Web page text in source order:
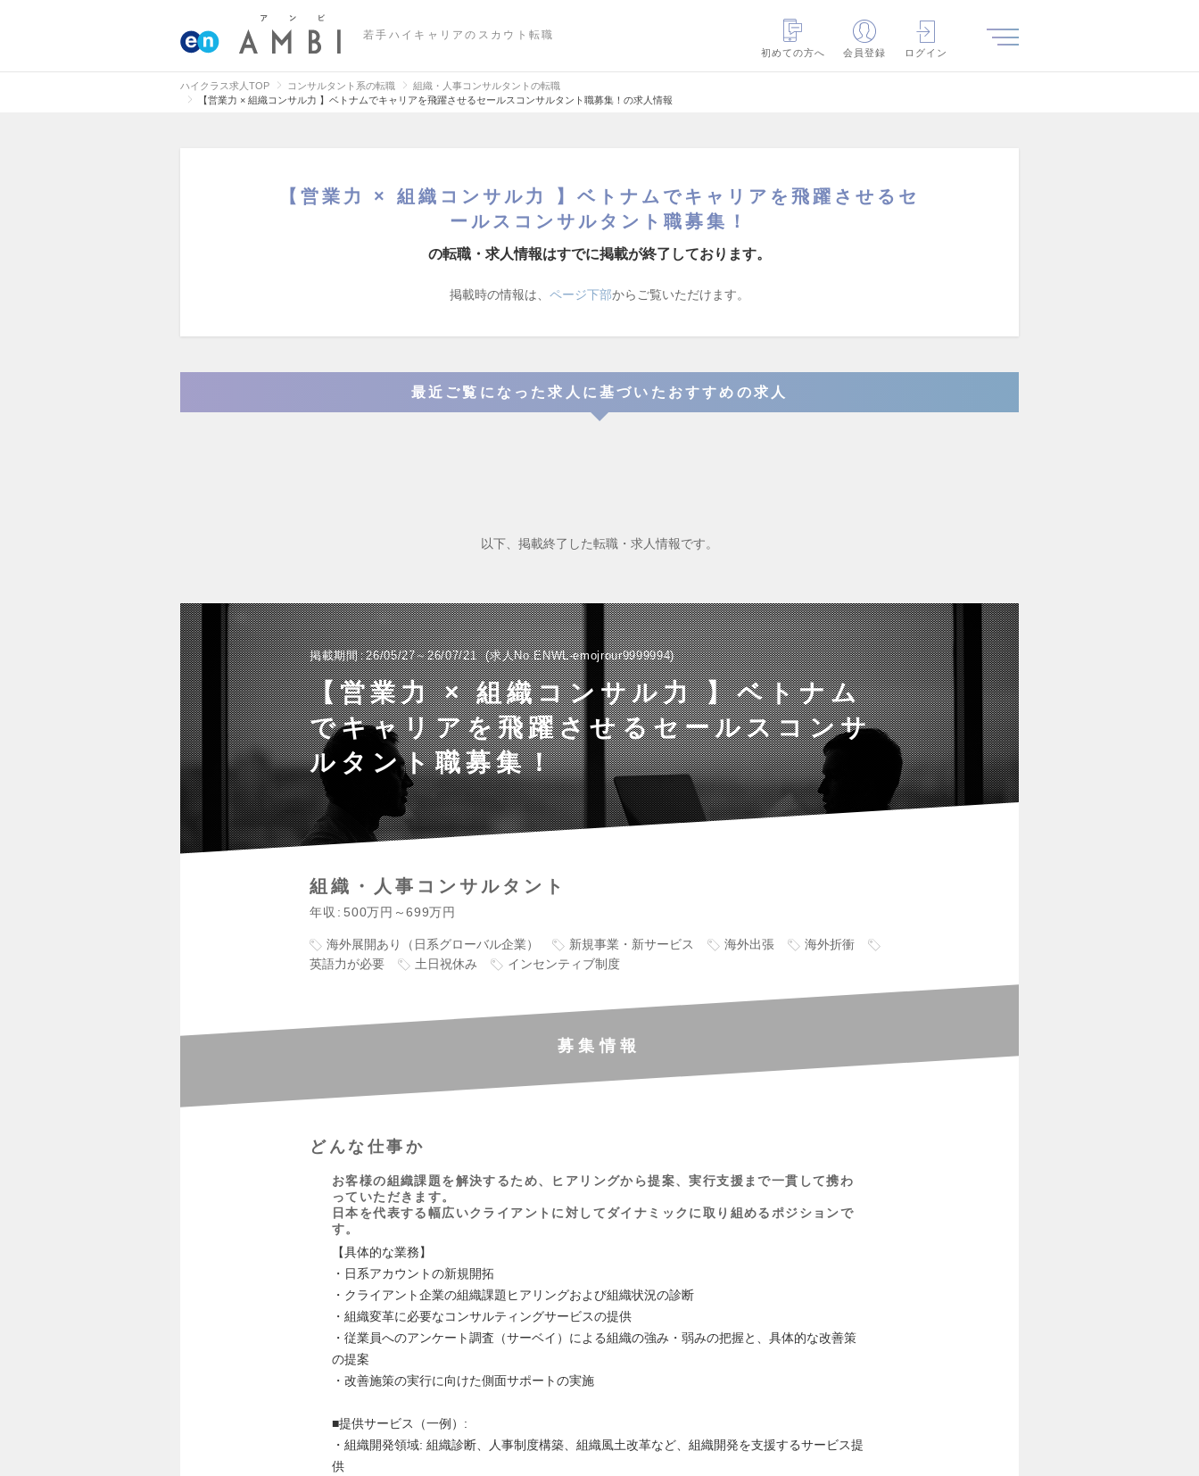
若手ハイキャリアのスカウト転職
初めての方へ
会員登録 ログイン
ハイクラス求人TOP コンサルタント系の転職
組織・人事コンサルタントの転職
【営業力 × 組織コンサル力 】ベトナムでキャリアを飛躍させるセールスコンサルタント職募集！の求人情報
【営業力 × 組織コンサル力 】ベトナムでキャリアを飛躍させるセ
ールスコンサルタント職募集！
の転職・求人情報はすでに掲載が終了しております。
掲載時の情報は、 ページ下部からご覧いただけます。
最近ご覧になった求人に基づいたおすすめの求人
以下、掲載終了した転職・求人情報です。
掲載期間 26/05/27～26/07/21 求人No.ENWL-emojrour9999994
【営業力 × 組織コンサル力 】ベトナム
でキャリアを飛躍させるセールスコンサ
ルタント職募集！
組織・人事コンサルタント
年収 500万円～699万円
海外展開あり（日系グローバル企業） 新規事業・新サービス 海外出張
海外折衝
英語力が必要
土日祝休み インセンティブ制度
募集情報
どんな仕事か
お客様の組織課題を解決するため、ヒアリングから提案、実行支援まで一貫して携わ
っていただきます。
日本を代表する幅広いクライアントに対してダイナミックに取り組めるポジションで
す。
【具体的な業務】
・日系アカウントの新規開拓
・クライアント企業の組織課題ヒアリングおよび組織状況の診断
・組織変革に必要なコンサルティングサービスの提供
・従業員へのアンケート調査（サーベイ）による組織の強み・弱みの把握と、具体的な改善策
の提案
・改善施策の実行に向けた側面サポートの実施
■提供サービス（一例）:
・組織開発領域: 組織診断、人事制度構築、組織風土改革など、組織開発を支援するサービス提
供